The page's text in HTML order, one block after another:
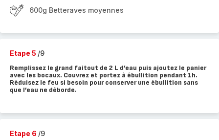
600g Betteraves moyennes
Etape 5 /9
Remplissez le grand faitout de 2 L d’eau puis ajoutez le panier
avec les bocaux. Couvrez et portez à ébullition pendant 1h.
Réduisez le feu si besoin pour conserver une ébullition sans
que l’eau ne déborde.
Etape 6 /9